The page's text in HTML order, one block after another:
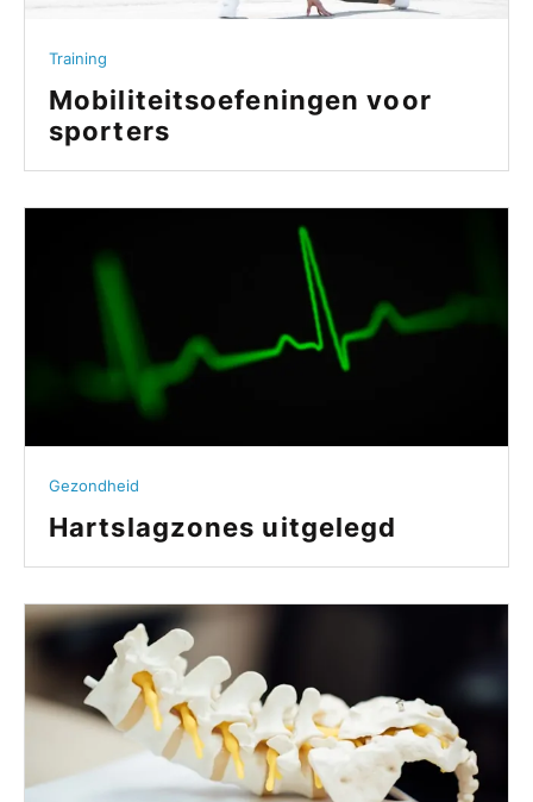
Training
Mobiliteitsoefeningen voor
sporters
Gezondheid
Hartslagzones uitgelegd